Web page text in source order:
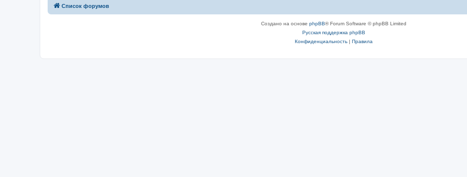
Список форумов
Создано на основе phpBB® Forum Software © phpBB Limited
Русская поддержка phpBB
Конфиденциальность| Правила